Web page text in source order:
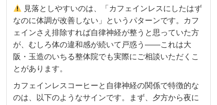
見落としやすいのは、「カフェインレスにしたはず
なのに体調が改善しない」というパターンです。カフ
ェインさえ排除すれば自律神経が整うと思っていた方
が、むしろ体の違和感が続いて戸惑う——これは大
阪・玉造のいちる整体院でも実際にご相談いただくこ
とがあります。
カフェインレスコーヒーと自律神経の関係で特徴的な
のは、以下のようなサインです。まず、夕方から夜に